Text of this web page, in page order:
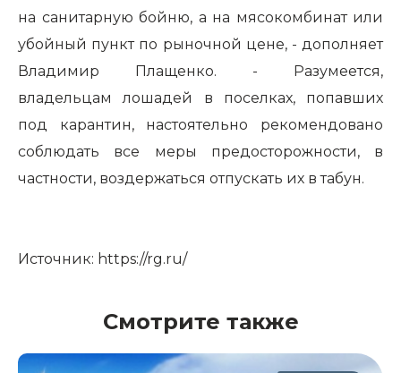
на санитарную бойню, а на мясокомбинат или
убойный пункт по рыночной цене, - дополняет
Владимир Плащенко. - Разумеется,
владельцам лошадей в поселках, попавших
под карантин, настоятельно рекомендовано
соблюдать все меры предосторожности, в
частности, воздержаться отпускать их в табун.
Источник: https://rg.ru/
Смотрите также